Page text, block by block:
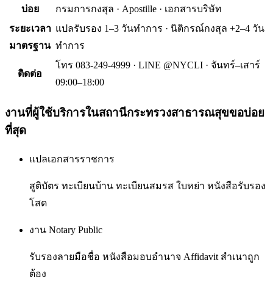
บ่อย
กรมการกงสุล · Apostille · เอกสารบริษัท
ระยะเวลา
มาตรฐาน
แปลรับรอง 1–3 วันทำการ · นิติกรณ์กงสุล +2–4 วัน
ทำการ
ติดต่อ
โทร 083-249-4999 · LINE @NYCLI · จันทร์–เสาร์
09:00–18:00
งานที่ผู้ใช้บริการในสถานีกระทรวงสาธารณสุขขอบ่อย
ที่สุด
แปลเอกสารราชการ
สูติบัตร ทะเบียนบ้าน ทะเบียนสมรส ใบหย่า หนังสือรับรอง
โสด
งาน Notary Public
รับรองลายมือชื่อ หนังสือมอบอำนาจ Affidavit สำเนาถูก
ต้อง